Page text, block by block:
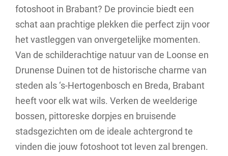
fotoshoot in Brabant? De provincie biedt een
schat aan prachtige plekken die perfect zijn voor
het vastleggen van onvergetelijke momenten.
Van de schilderachtige natuur van de Loonse en
Drunense Duinen tot de historische charme van
steden als ‘s-Hertogenbosch en Breda, Brabant
heeft voor elk wat wils. Verken de weelderige
bossen, pittoreske dorpjes en bruisende
stadsgezichten om de ideale achtergrond te
vinden die jouw fotoshoot tot leven zal brengen.